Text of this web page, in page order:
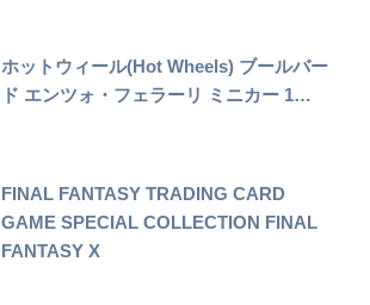
ホットウィール(Hot Wheels) ブールバー
ド エンツォ・フェラーリ ミニカー 1…
FINAL FANTASY TRADING CARD
GAME SPECIAL COLLECTION FINAL
FANTASY X